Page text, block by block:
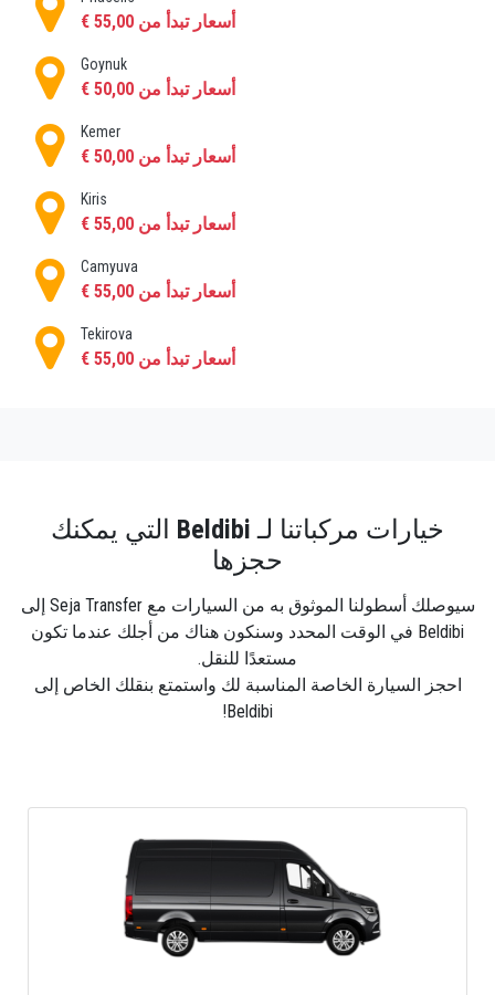
بالحافلة ولكن قد يكون ذلك صعبًا في موسم الذروة ، لذا فإن
Göynük ، التي تقع على بعد عدة كيلومترات جنوب Beldibi ، لديها
طوروس على طول وادي Göynük ، حيث يمكنك الاتصال بمسار
لمحبي الرفاهية ، يمكنك الآن حجز سيارة VIP مع السائق
أنطاليا في الشمال تحتوي على العديد من مناطق الجذب
Termessos ، التي تقع شمال غرب أنطاليا ، هي مدينة قديمة
على قمة جبل ليسيان. معظم المدينة ليست في حالة جيدة ،
ولكن المدرج سليم نسبيًا وله منظر ممتاز. كن مستعدًا للقيام
أسعار تبدأ من 55,00 €
Goynuk
أسعار تبدأ من 50,00 €
Kemer
أسعار تبدأ من 50,00 €
Kiris
أسعار تبدأ من 55,00 €
Camyuva
أسعار تبدأ من 55,00 €
Tekirova
أسعار تبدأ من 55,00 €
خيارات مركباتنا لـ Beldibi التي يمكنك
حجزها
سيوصلك أسطولنا الموثوق به من السيارات مع Seja Transfer إلى
Beldibi في الوقت المحدد وسنكون هناك من أجلك عندما تكون
مستعدًا للنقل.
احجز السيارة الخاصة المناسبة لك واستمتع بنقلك الخاص إلى
Beldibi!